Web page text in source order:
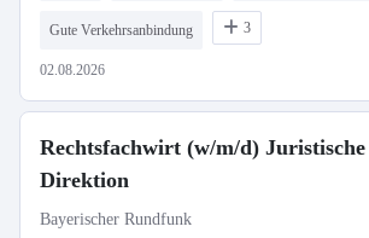
Gute Verkehrsanbindung 3
02.08.2026
Rechtsfachwirt (w/m/d) Juristische
Direktion
Bayerischer Rundfunk